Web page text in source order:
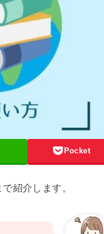
Pocket
紹介します。